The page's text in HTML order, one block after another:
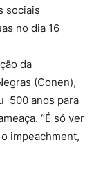
sociais
no dia 16
da
(Conen),
500 anos para
“É só ver
impeachment,